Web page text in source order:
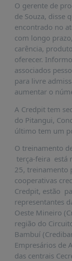
PUBLICAÇÕES
REVISTA
RUMOS
LIVROS
ESTUDOS
NOTÍCIAS
ABDE-
BID
PRÊMIO
ABDE
JORNALISMO
SABER
+
CONTATO
O gerente de
de Souza, disse
encontrado no
com longo
carência,
oferecer.
associados
para livre
aumentar o
A Credpit tem
do Pitangui,
último tem um
O treinamento
terça-feira está
25, treinamento
cooperativas
Credpit, estão
representantes
Oeste Mineiro
região do
Bambuí
Empresários de
das centrais